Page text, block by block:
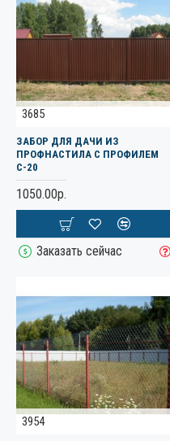
3685
ЗАБОР ДЛЯ ДАЧИ ИЗ
ПРОФНАСТИЛА C ПРОФИЛЕМ
С-20
1050.00р.
Заказать сейчас
3954